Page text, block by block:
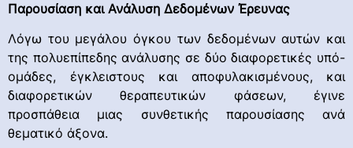
Παρουσίαση και Ανάλυση Δεδομένων Έρευνας
Λόγω του μεγάλου όγκου των δεδομένων αυτών και
της πολυεπίπεδης ανάλυσης σε δύο διαφορετικές υπό-
ομάδες, έγκλειστους και αποφυλακισμένους, και
διαφορετικών θεραπευτικών φάσεων, έγινε
προσπάθεια μιας συνθετικής παρουσίασης ανά
θεματικό άξονα.